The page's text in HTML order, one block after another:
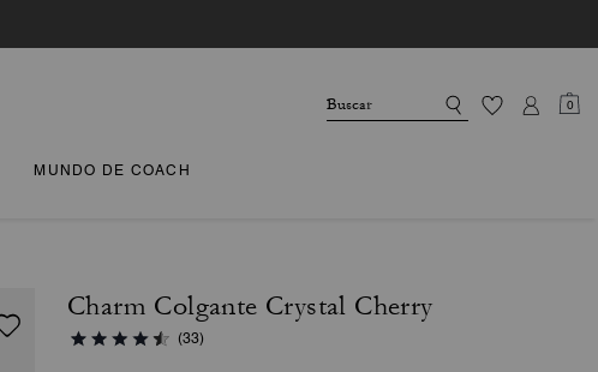
0
MUNDO DE COACH
Charm Colgante Crystal Cherry
(33)